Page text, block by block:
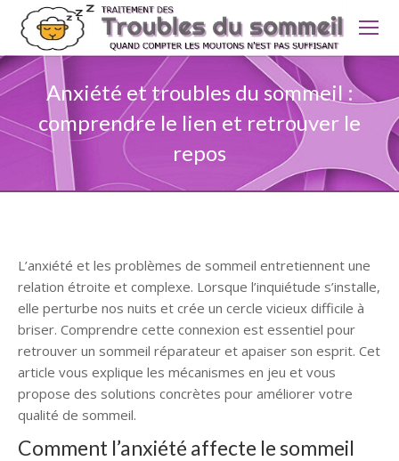
Anxiété et troubles du sommeil :
comprendre le lien et retrouver le
repos
L’anxiété et les problèmes de sommeil entretiennent une
relation étroite et complexe. Lorsque l’inquiétude s’installe,
elle perturbe nos nuits et crée un cercle vicieux difficile à
briser. Comprendre cette connexion est essentiel pour
retrouver un sommeil réparateur et apaiser son esprit. Cet
article vous explique les mécanismes en jeu et vous
propose des solutions concrètes pour améliorer votre
qualité de sommeil.
Comment l’anxiété affecte le sommeil